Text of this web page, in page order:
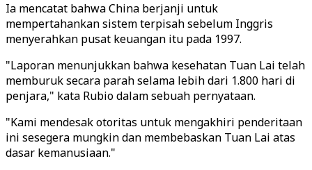
Ia mencatat bahwa China berjanji untuk
mempertahankan sistem terpisah sebelum Inggris
menyerahkan pusat keuangan itu pada 1997.
"Laporan menunjukkan bahwa kesehatan Tuan Lai telah
memburuk secara parah selama lebih dari 1.800 hari di
penjara," kata Rubio dalam sebuah pernyataan.
"Kami mendesak otoritas untuk mengakhiri penderitaan
ini sesegera mungkin dan membebaskan Tuan Lai atas
dasar kemanusiaan."